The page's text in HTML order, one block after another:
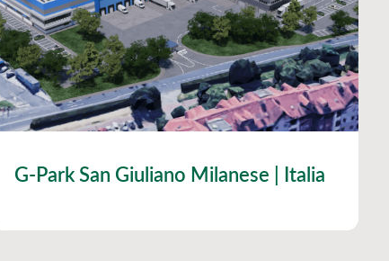
G-Park San Giuliano Milanese | Italia